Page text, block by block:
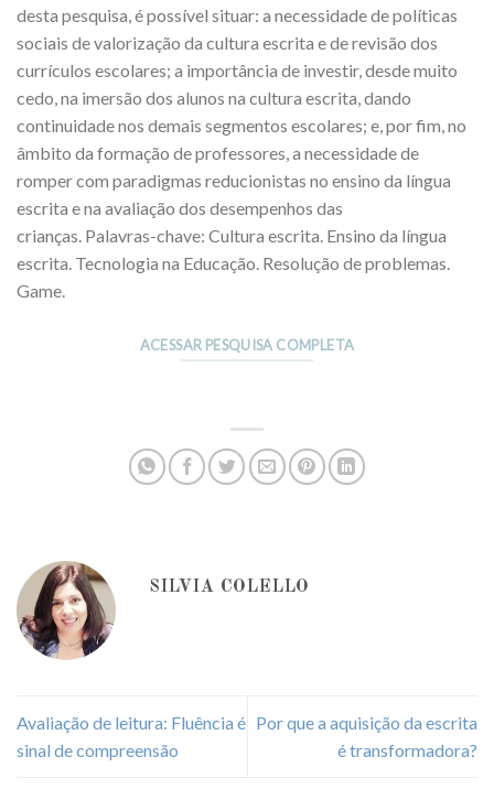
desta pesquisa, é possível situar: a necessidade de políticas
sociais de valorização da cultura escrita e de revisão dos
currículos escolares; a importância de investir, desde muito
cedo, na imersão dos alunos na cultura escrita, dando
continuidade nos demais segmentos escolares; e, por fim, no
âmbito da formação de professores, a necessidade de
romper com paradigmas reducionistas no ensino da língua
escrita e na avaliação dos desempenhos das
crianças. Palavras-chave: Cultura escrita. Ensino da língua
escrita. Tecnologia na Educação. Resolução de problemas.
Game.
ACESSAR PESQUISA COMPLETA
SILVIA COLELLO
Avaliação de leitura: Fluência é
sinal de compreensão
Por que a aquisição da escrita
é transformadora?